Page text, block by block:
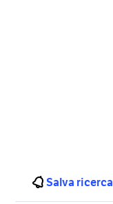
Salva ricerca